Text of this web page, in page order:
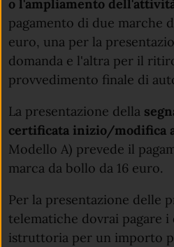
o l'ampliamento
pagamento di due marche
euro, una per la
domanda e l'altra per il
provvedimento finale di
La presentazione della
certificata inizio/modifica
Modello A) prevede il
marca da bollo da 16 euro.
Per la presentazione delle
telematiche dovrai pagare
istruttoria per un importo